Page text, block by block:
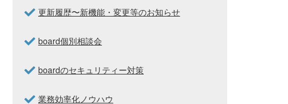
更新履歴〜新機能・変更等のお知らせ
board個別相談会
boardのセキュリティー対策
業務効率化ノウハウ